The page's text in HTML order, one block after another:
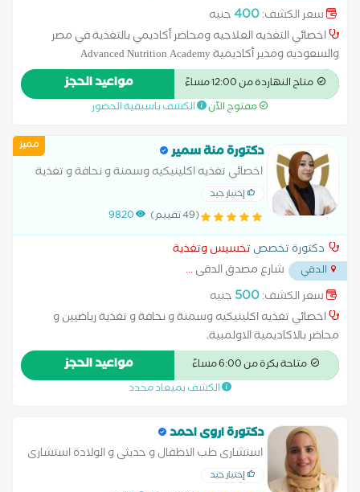
سعر الكشف:400جنيه
اخصائي التغذيه العلاجيه ومحاضر أكاديمي بالتغذية في مصر
والسعوديه ومدير أكاديمية Advanced Nutrition Academy
متاح النهاردة من 12:00 مساءً مواعيد الحجز
مفتوح الآن الكشف باسبقية الحضور
مميز دكتورة منة سمير
اخصائي تغذيه اكلينيكيه وسمنة و نحافة و تغذية
رياضيين و محاضر بالاكاديمية الاولمبية
إختيار جيد
(49 تقييم) 9820
دكتورة تخصص تخسيس وتغذية
الدقي شارع مصدق الدقى...
سعر الكشف:500 جنيه
اخصائي تغذيه اكلينيكيه وسمنة و نحافة و تغذية رياضيين و
محاضر بالاكاديمية الاولمبية.
متاحة بكرة من 6:00 مساءً مواعيد الحجز
الكشف بميعاد محدد
دكتورة اروى احمد
استشارى طب الاطفال و حديثى و الولادة استشارى
التغذية العلاجية
إختيار جيد